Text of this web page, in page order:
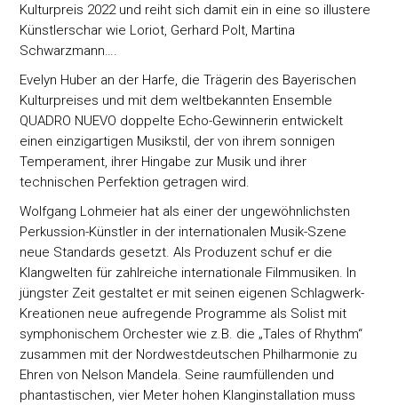
Kulturpreis 2022 und reiht sich damit ein in eine so illustere
Künstlerschar wie Loriot, Gerhard Polt, Martina
Schwarzmann….
Evelyn Huber an der Harfe, die Trägerin des Bayerischen
Kulturpreises und mit dem weltbekannten Ensemble
QUADRO NUEVO doppelte Echo-Gewinnerin entwickelt
einen einzigartigen Musikstil, der von ihrem sonnigen
Temperament, ihrer Hingabe zur Musik und ihrer
technischen Perfektion getragen wird.
Wolfgang Lohmeier hat als einer der ungewöhnlichsten
Perkussion-Künstler in der internationalen Musik-Szene
neue Standards gesetzt. Als Produzent schuf er die
Klangwelten für zahlreiche internationale Filmmusiken. In
jüngster Zeit gestaltet er mit seinen eigenen Schlagwerk-
Kreationen neue aufregende Programme als Solist mit
symphonischem Orchester wie z.B. die „Tales of Rhythm“
zusammen mit der Nordwestdeutschen Philharmonie zu
Ehren von Nelson Mandela. Seine raumfüllenden und
phantastischen, vier Meter hohen Klanginstallation muss